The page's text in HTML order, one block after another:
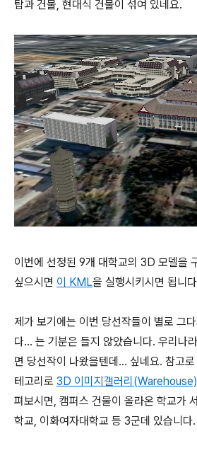
탑과 건물, 현대식 건물이 섞여 있네요.
이번에 선정된 9개 대학교의 3D 모델을
싶으시면 이 KML을 실행시키시면 됩니
제가 보기에는 이번 당선작들이 별로 그
다... 는 기분은 들지 않았습니다. 우리나
면 당선작이 나왔을텐데... 싶네요. 참고
테고리로 3D 이미지갤러리(Warehouse)
펴보시면, 캠퍼스 건물이 올라온 학교가
학교, 이화여자대학교 등 3군데 있습니다.